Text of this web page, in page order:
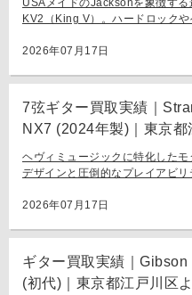
USAメイドのJacksonを象徴す
KV2（King V）。ハードロック
[…]
2026年07月17日
7弦ギター買取実績｜
NX7 (2024年製)｜東京
ヘヴィミュージックに特化した
デザインと圧倒的なプレイアビ
タリスト […]
2026年07月17日
ギター買取実績｜
(初代)｜東京都江戸川区